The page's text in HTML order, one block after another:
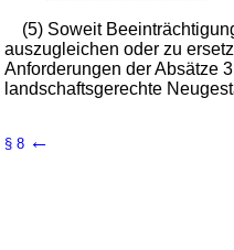
(5) Soweit
auszugleichen oder zu
Anforderungen der Absätze
landschaftsgerechte
§ 8 ←